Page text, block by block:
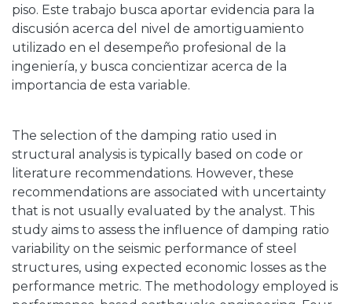
piso. Este trabajo busca aportar evidencia para la
discusión acerca del nivel de amortiguamiento
utilizado en el desempeño profesional de la
ingeniería, y busca concientizar acerca de la
importancia de esta variable.
The selection of the damping ratio used in
structural analysis is typically based on code or
literature recommendations. However, these
recommendations are associated with uncertainty
that is not usually evaluated by the analyst. This
study aims to assess the influence of damping ratio
variability on the seismic performance of steel
structures, using expected economic losses as the
performance metric. The methodology employed is